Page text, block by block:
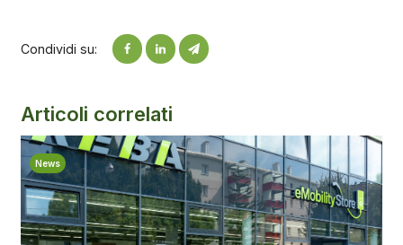
Condividi su:
Articoli correlati
News